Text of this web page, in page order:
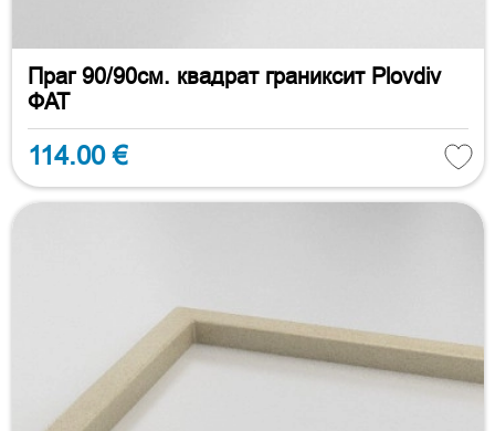
Праг 90/90см. квадрат граниксит Plovdiv
ФАТ
114.00 €